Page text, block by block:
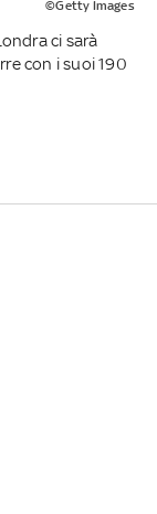
©Getty Images
ci sarà
con i suoi 190